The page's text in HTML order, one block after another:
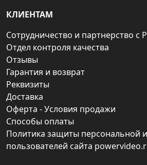
КЛИЕНТАМ
Сотрудничество и партнерство с
Отдел контроля качества
Отзывы
Гарантия и возврат
Реквизиты
Доставка
Оферта - Условия продажи
Способы оплаты
Политика защиты персональной
пользователей сайта